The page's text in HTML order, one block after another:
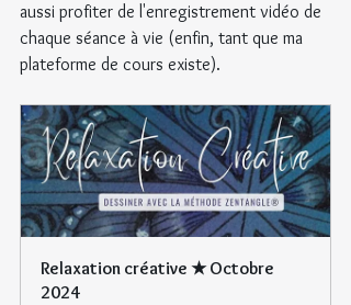
aussi profiter de l'enregistrement vidéo de
chaque séance à vie (enfin, tant que ma
plateforme de cours existe).
Relaxation créative ★ Octobre
2024